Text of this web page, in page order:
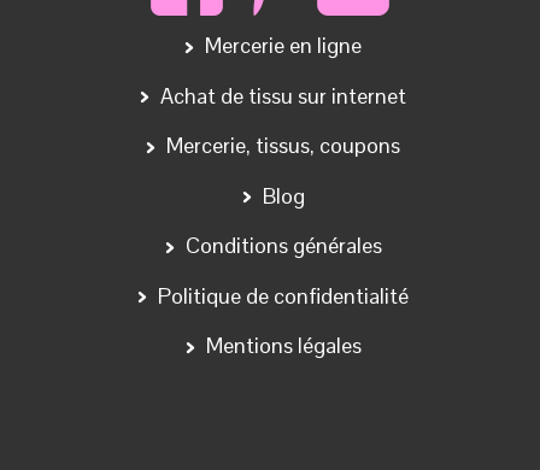
Velours Côtelé
Fausse Fourrure
Coton
Bord Côte
Wax
Tissus Japonais
Dentelle/ Broderie
Tissus Manteaux
Tissu Chino
Jeans/ Chambray coton
Tissu contact alimentaire